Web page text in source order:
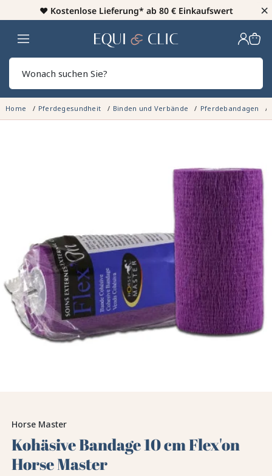
♥️ Kostenlose Lieferung* ab 80 € Einkaufswert ×
Heim
Home Pferdegesundheit Binden und Verbände Pferdebandagen
Horse Master
Kohäsive Bandage 10 cm Flex'on
Horse Master